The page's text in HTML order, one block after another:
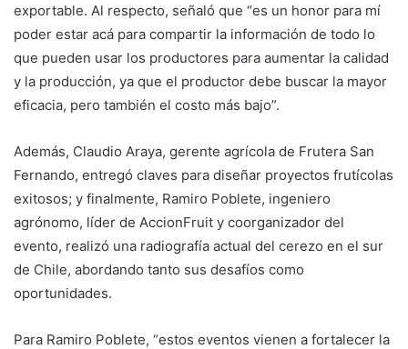
exportable. Al respecto, señaló que “es un honor para mí
poder estar acá para compartir la información de todo lo
que pueden usar los productores para aumentar la calidad
y la producción, ya que el productor debe buscar la mayor
eficacia, pero también el costo más bajo”.
Además, Claudio Araya, gerente agrícola de Frutera San
Fernando, entregó claves para diseñar proyectos frutícolas
exitosos; y finalmente, Ramiro Poblete, ingeniero
agrónomo, líder de AccionFruit y coorganizador del
evento, realizó una radiografía actual del cerezo en el sur
de Chile, abordando tanto sus desafíos como
oportunidades.
Para Ramiro Poblete, “estos eventos vienen a fortalecer la